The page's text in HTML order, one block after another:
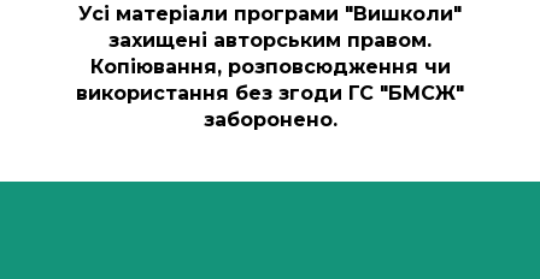
Усі матеріали програми "Вишколи"
захищені авторським правом.
Копіювання, розповсюдження чи
використання без згоди ГС "БМСЖ"
заборонено.